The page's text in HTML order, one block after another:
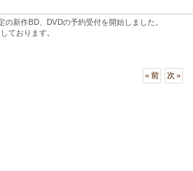
の新作BD、DVDの予約受付を開始しました。
ております。
« 前 次 »